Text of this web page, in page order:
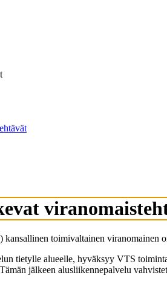
toimivaltainen
tietylle alueelle, hyväksyy VTS
jälkeen alusliikennepalvelu